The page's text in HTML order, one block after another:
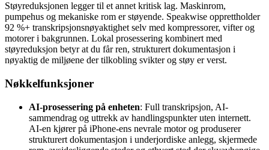
Støyreduksjonen legger til et annet kritisk lag. Maskinrom,
pumpehus og mekaniske rom er støyende. Speakwise opprettholder
92 %+ transkripsjonsnøyaktighet selv med kompressorer, vifter og
motorer i bakgrunnen. Lokal prosessering kombinert med
støyreduksjon betyr at du får ren, strukturert dokumentasjon i
nøyaktig de miljøene der tilkobling svikter og støy er verst.
Nøkkelfunksjoner
AI-prosessering på enheten: Full transkripsjon, AI-
sammendrag og uttrekk av handlingspunkter uten internett.
AI-en kjører på iPhone-ens nevrale motor og produserer
strukturert dokumentasjon i underjordiske anlegg, skjermede